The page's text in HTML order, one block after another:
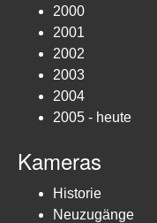
2000
2001
2002
2003
2004
2005 - heute
Kameras
Historie
Neuzugänge